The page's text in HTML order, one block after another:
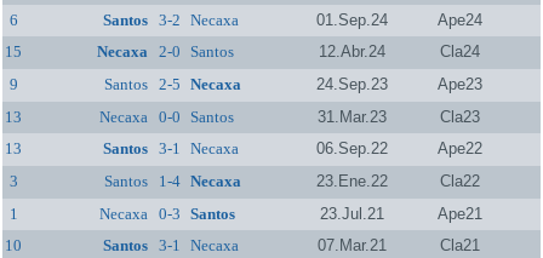
6
Santos 3-2 Necaxa 01.Sep.24
Ape24
15
Necaxa 2-0 Santos 12.Abr.24
Cla24
9
Santos 2-5 Necaxa 24.Sep.23
Ape23
13
Necaxa 0-0 Santos 31.Mar.23
Cla23
13
Santos 3-1 Necaxa 06.Sep.22
Ape22
3
Santos 1-4 Necaxa 23.Ene.22
Cla22
1
Necaxa 0-3 Santos 23.Jul.21
Ape21
10
Santos 3-1 Necaxa 07.Mar.21
Cla21